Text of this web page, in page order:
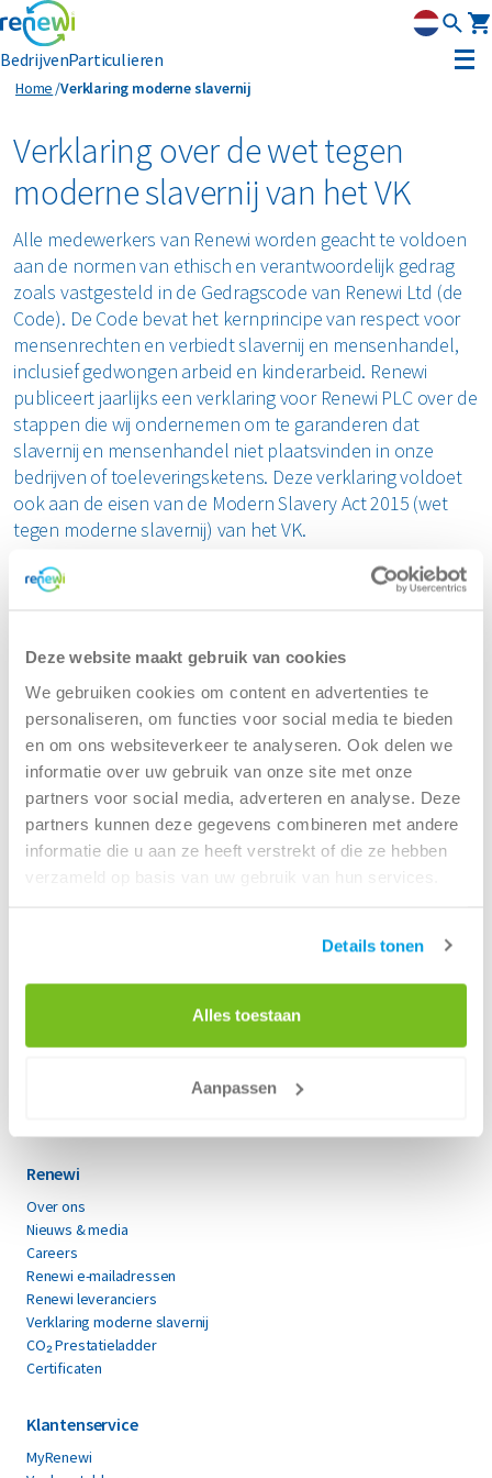
Deze website maakt gebruik van cookies
We gebruiken cookies om content en advertenties te
personaliseren, om functies voor social media te bieden
en om ons websiteverkeer te analyseren. Ook delen we
informatie over uw gebruik van onze site met onze
partners voor social media, adverteren en analyse. Deze
partners kunnen deze gegevens combineren met andere
informatie die u aan ze heeft verstrekt of die ze hebben
verzameld op basis van uw gebruik van hun services.
Details tonen
Alles toestaan
Aanpassen
BedrijvenParticulieren
Container huren
Afvalbeheer
Afvalbeheer
Afvalinzameling
Rolcontainers
Afzetcontainers
Ondergrondse containers
Perscontainers
Swill tank
Inzamelmiddelen gevaarlijk afval
Interne inzamelmiddelen
Branches
Bouw
Horeca en recreatie
Industrie
Retail
Bekijk alle branches
Renewi Ecosmart
Waarom Renewi EcoSmart?
Onze diensten
Interne inzamelmiddelen
Circulaire diensten
CSRD
Circulair+
Soorten afval
Asbest
Banden
Bouw- en sloopafval
Folie
Gevaarlijk afval
Glas
Matrassen
Papier en karton
Circulaire materialen
Glas
Hout
Metalen
Mineralen
Organics
Plastics
Alle circulaire materialen
Advies
Klantenservice
MyRenewi
ons
Home Verklaring moderne slavernij
Verklaring moderne slavernij
Verklaring over de wet tegen
moderne slavernij van het VK
Alle medewerkers van Renewi worden geacht te voldoen
aan de normen van ethisch en verantwoordelijk gedrag
zoals vastgesteld in de Gedragscode van Renewi Ltd (de
Code). De Code bevat het kernprincipe van respect voor
mensenrechten en verbiedt slavernij en mensenhandel,
inclusief gedwongen arbeid en kinderarbeid. Renewi
publiceert jaarlijks een verklaring voor Renewi PLC over de
stappen die wij ondernemen om te garanderen dat
slavernij en mensenhandel niet plaatsvinden in onze
bedrijven of toeleveringsketens. Deze verklaring voldoet
ook aan de eisen van de Modern Slavery Act 2015 (wet
tegen moderne slavernij) van het VK.
Bekijk onze Modern Slavery Statement
Container huren voor bedrijven
Afvalinzameling
Branches
Renewi EcoSmart
Particulieren
Container huren voor particulieren
Kies je klus
Renewi
Over ons
Nieuws & media
Careers
Renewi e-mailadressen
Renewi leveranciers
Verklaring moderne slavernij
CO₂ Prestatieladder
Certificaten
Klantenservice
MyRenewi